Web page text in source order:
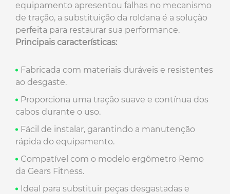
equipamento apresentou falhas no mecanismo
de tração, a substituição da roldana é a solução
perfeita para restaurar sua performance.
Principais características:
Fabricada com materiais duráveis e resistentes
ao desgaste.
Proporciona uma tração suave e contínua dos
cabos durante o uso.
Fácil de instalar, garantindo a manutenção
rápida do equipamento.
Compatível com o modelo ergômetro Remo
da Gears Fitness.
Ideal para substituir peças desgastadas e